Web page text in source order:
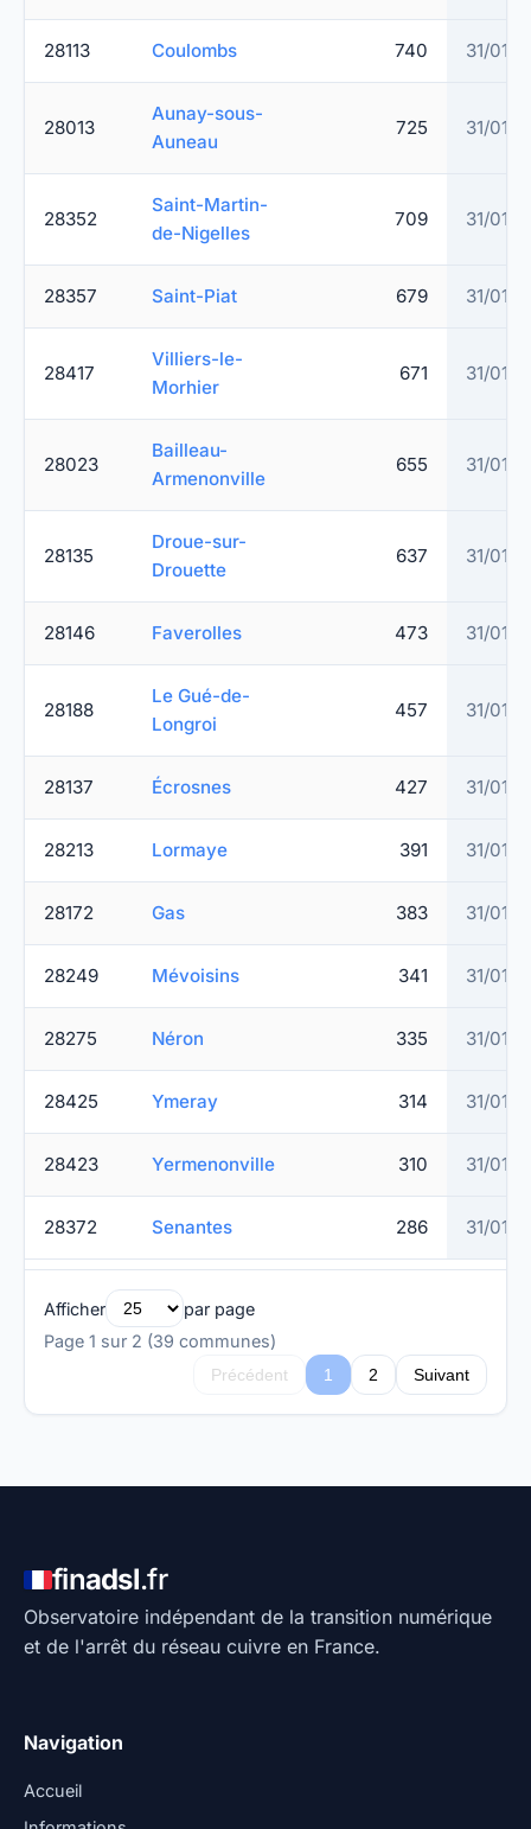
28113 Coulombs 740 31/01/
28013
Aunay-sous-
Auneau
725 31/01/
28352
Saint-Martin-
de-Nigelles
709 31/01/
28357 Saint-Piat 679 31/01/
28417
Villiers-le-
Morhier
671 31/01/
28023
Bailleau-
Armenonville
655 31/01/
28135
Droue-sur-
Drouette
637 31/01/
28146 Faverolles 473 31/01/
28188
Le Gué-de-
Longroi
457 31/01/
28137 Écrosnes 427 31/01/
28213 Lormaye 391 31/01/
28172 Gas 383 31/01/
28249 Mévoisins 341 31/01/
28275 Néron 335 31/01/
28425 Ymeray 314 31/01/
28423 Yermenonville 310 31/01/
28372 Senantes 286 31/01/
Afficher
par page
Page 1 sur 2 (39 communes)
Précédent 1 2 Suivant
finadsl.fr
Observatoire indépendant de la transition numérique
et de l'arrêt du réseau cuivre en France.
Navigation
Accueil